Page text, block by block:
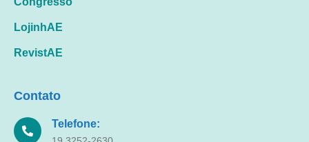
LojinhAE
RevistAE
Contato
Telefone: